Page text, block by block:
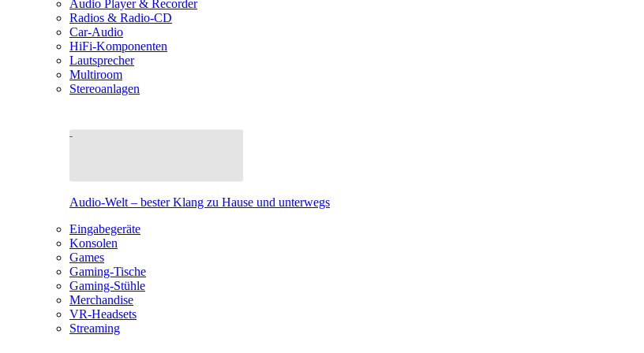
Audio Player & Recorder
Radios & Radio-CD
Car-Audio
HiFi-Komponenten
Lautsprecher
Multiroom
Stereoanlagen
Audio-Welt – bester Klang zu Hause und unterwegs
Eingabegeräte
Konsolen
Games
Gaming-Tische
Gaming-Stühle
Merchandise
VR-Headsets
Streaming